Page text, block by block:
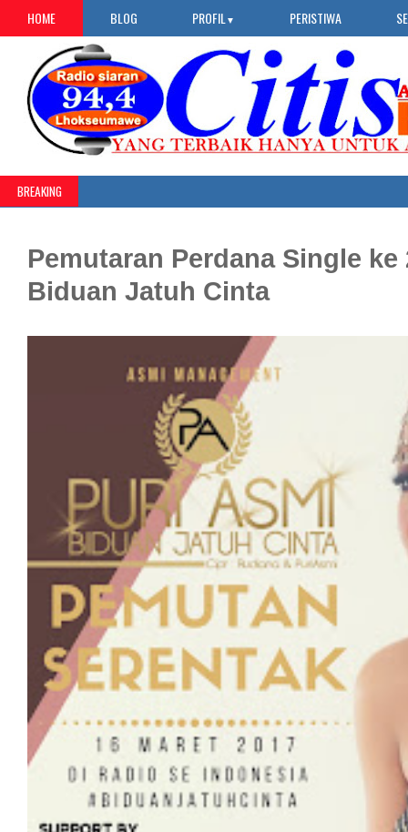
HOME BLOG PROFIL ▼ PERISTIWA
BREAKING
Pemutaran Perdana Single
Biduan Jatuh Cinta